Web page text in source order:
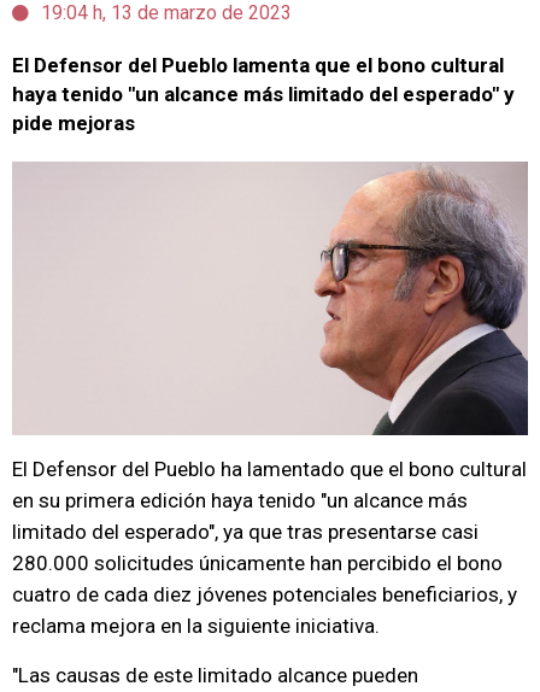
19:04 h, 13 de marzo de 2023
El Defensor del Pueblo lamenta que el bono cultural
haya tenido "un alcance más limitado del esperado" y
pide mejoras
El Defensor del Pueblo ha lamentado que el bono cultural
en su primera edición haya tenido "un alcance más
limitado del esperado", ya que tras presentarse casi
280.000 solicitudes únicamente han percibido el bono
cuatro de cada diez jóvenes potenciales beneficiarios, y
reclama mejora en la siguiente iniciativa.
"Las causas de este limitado alcance pueden